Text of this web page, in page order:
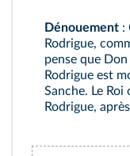
Dénouement :
Rodrigue,
pense que
Rodrigue est
Sanche. Le
Rodrigue,